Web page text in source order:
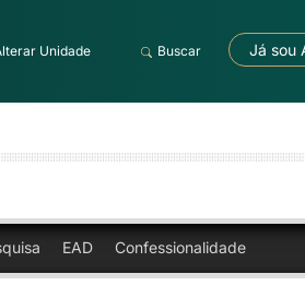
Unidade Buscar Já sou
EAD Confessionalidade